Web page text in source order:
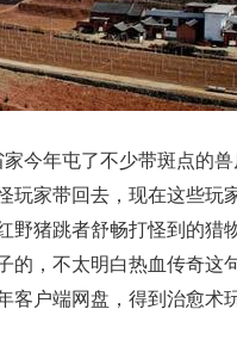
今年屯了不少带斑点的
玩家带回去，现在这些玩
野猪跳者舒畅打怪到的猎
的，不太明白热血传奇这
客户端网盘，得到治愈术